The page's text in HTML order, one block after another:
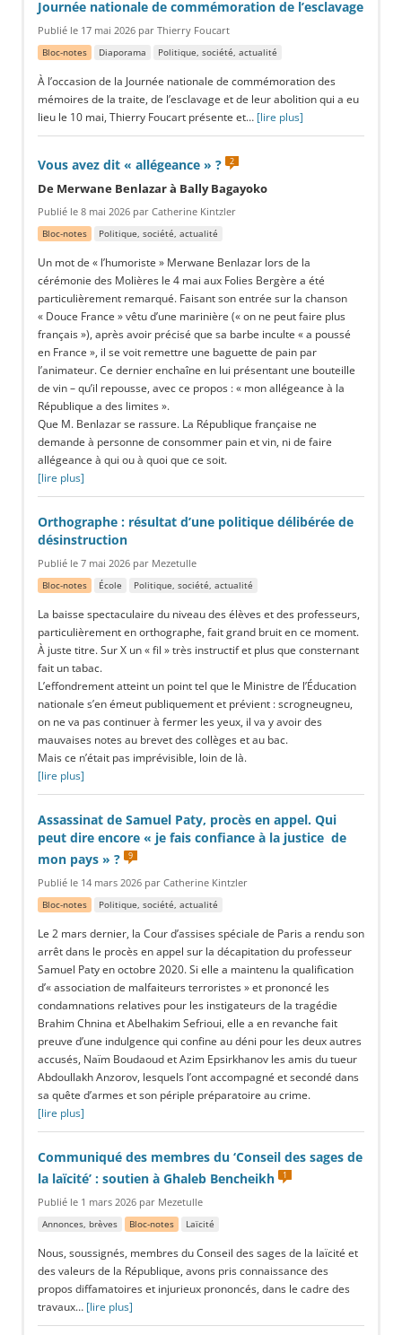
Journée nationale de commémoration de l’esclavage
Publié le 17 mai 2026 par Thierry Foucart
Bloc-notes Diaporama Politique, société, actualité
À l’occasion de la Journée nationale de commémoration des
mémoires de la traite, de l’esclavage et de leur abolition qui a eu
lieu le 10 mai, Thierry Foucart présente et… [lire plus]
Vous avez dit « allégeance » ? 2
De Merwane Benlazar à Bally Bagayoko
Publié le 8 mai 2026 par Catherine Kintzler
Bloc-notes Politique, société, actualité
Un mot de « l’humoriste » Merwane Benlazar lors de la
cérémonie des Molières le 4 mai aux Folies Bergère a été
particulièrement remarqué. Faisant son entrée sur la chanson
« Douce France » vêtu d’une marinière (« on ne peut faire plus
français »), après avoir précisé que sa barbe inculte « a poussé
en France », il se voit remettre une baguette de pain par
l’animateur. Ce dernier enchaîne en lui présentant une bouteille
de vin – qu’il repousse, avec ce propos : « mon allégeance à la
République a des limites ».
Que M. Benlazar se rassure. La République française ne
demande à personne de consommer pain et vin, ni de faire
allégeance à qui ou à quoi que ce soit.
[lire plus]
Orthographe : résultat d’une politique délibérée de
désinstruction
Publié le 7 mai 2026 par Mezetulle
Bloc-notes École Politique, société, actualité
La baisse spectaculaire du niveau des élèves et des professeurs,
particulièrement en orthographe, fait grand bruit en ce moment.
À juste titre. Sur X un « fil » très instructif et plus que consternant
fait un tabac.
L’effondrement atteint un point tel que le Ministre de l’Éducation
nationale s’en émeut publiquement et prévient : scrogneugneu,
on ne va pas continuer à fermer les yeux, il va y avoir des
mauvaises notes au brevet des collèges et au bac.
Mais ce n’était pas imprévisible, loin de là.
[lire plus]
Assassinat de Samuel Paty, procès en appel. Qui
peut dire encore « je fais confiance à la justice de
mon pays » ?
9
Publié le 14 mars 2026 par Catherine Kintzler
Bloc-notes Politique, société, actualité
Le 2 mars dernier, la Cour d’assises spéciale de Paris a rendu son
arrêt dans le procès en appel sur la décapitation du professeur
Samuel Paty en octobre 2020. Si elle a maintenu la qualification
d’« association de malfaiteurs terroristes » et prononcé les
condamnations relatives pour les instigateurs de la tragédie
Brahim Chnina et Abelhakim Sefrioui, elle a en revanche fait
preuve d’une indulgence qui confine au déni pour les deux autres
accusés, Naïm Boudaoud et Azim Epsirkhanov les amis du tueur
Abdoullakh Anzorov, lesquels l’ont accompagné et secondé dans
sa quête d’armes et son périple préparatoire au crime.
[lire plus]
Communiqué des membres du ‘Conseil des sages de
la laïcité’ : soutien à Ghaleb Bencheikh
1
Publié le 1 mars 2026 par Mezetulle
Annonces, brèves Bloc-notes Laïcité
Nous, soussignés, membres du Conseil des sages de la laïcité et
des valeurs de la République, avons pris connaissance des
propos diffamatoires et injurieux prononcés, dans le cadre des
travaux… [lire plus]